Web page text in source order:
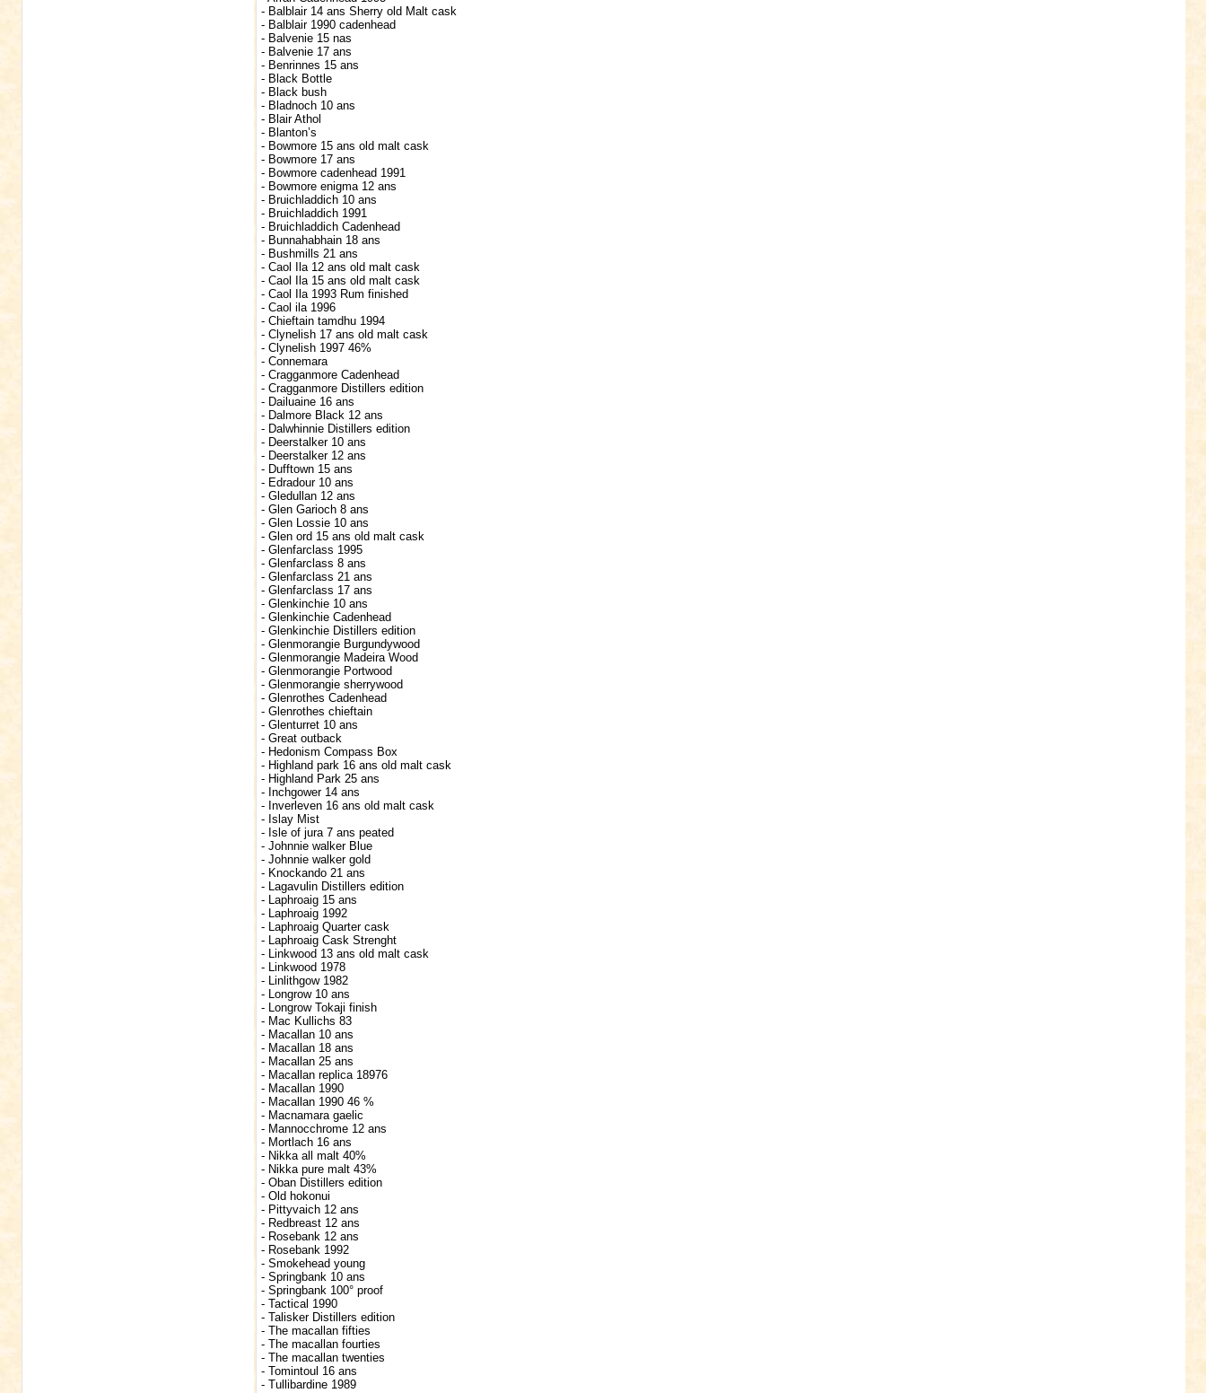
- Balblair 14 ans Sherry old Malt cask
- Balblair 1990 cadenhead
- Balvenie 15 nas
- Balvenie 17 ans
- Benrinnes 15 ans
- Black Bottle
- Black bush
- Bladnoch 10 ans
- Blair Athol
- Blanton’s
- Bowmore 15 ans old malt cask
- Bowmore 17 ans
- Bowmore cadenhead 1991
- Bowmore enigma 12 ans
- Bruichladdich 10 ans
- Bruichladdich 1991
- Bruichladdich Cadenhead
- Bunnahabhain 18 ans
- Bushmills 21 ans
- Caol Ila 12 ans old malt cask
- Caol Ila 15 ans old malt cask
- Caol Ila 1993 Rum finished
- Caol ila 1996
- Chieftain tamdhu 1994
- Clynelish 17 ans old malt cask
- Clynelish 1997 46%
- Connemara
- Cragganmore Cadenhead
- Cragganmore Distillers edition
- Dailuaine 16 ans
- Dalmore Black 12 ans
- Dalwhinnie Distillers edition
- Deerstalker 10 ans
- Deerstalker 12 ans
- Dufftown 15 ans
- Edradour 10 ans
- Gledullan 12 ans
- Glen Garioch 8 ans
- Glen Lossie 10 ans
- Glen ord 15 ans old malt cask
- Glenfarclass 1995
- Glenfarclass 8 ans
- Glenfarclass 21 ans
- Glenfarclass 17 ans
- Glenkinchie 10 ans
- Glenkinchie Cadenhead
- Glenkinchie Distillers edition
- Glenmorangie Burgundywood
- Glenmorangie Madeira Wood
- Glenmorangie Portwood
- Glenmorangie sherrywood
- Glenrothes Cadenhead
- Glenrothes chieftain
- Glenturret 10 ans
- Great outback
- Hedonism Compass Box
- Highland park 16 ans old malt cask
- Highland Park 25 ans
- Inchgower 14 ans
- Inverleven 16 ans old malt cask
- Islay Mist
- Isle of jura 7 ans peated
- Johnnie walker Blue
- Johnnie walker gold
- Knockando 21 ans
- Lagavulin Distillers edition
- Laphroaig 15 ans
- Laphroaig 1992
- Laphroaig Quarter cask
- Laphroaig Cask Strenght
- Linkwood 13 ans old malt cask
- Linkwood 1978
- Linlithgow 1982
- Longrow 10 ans
- Longrow Tokaji finish
- Mac Kullichs 83
- Macallan 10 ans
- Macallan 18 ans
- Macallan 25 ans
- Macallan replica 18976
- Macallan 1990
- Macallan 1990 46 %
- Macnamara gaelic
- Mannocchrome 12 ans
- Mortlach 16 ans
- Nikka all malt 40%
- Nikka pure malt 43%
- Oban Distillers edition
- Old hokonui
- Pittyvaich 12 ans
- Redbreast 12 ans
- Rosebank 12 ans
- Rosebank 1992
- Smokehead young
- Springbank 10 ans
- Springbank 100° proof
- Tactical 1990
- Talisker Distillers edition
- The macallan fifties
- The macallan fourties
- The macallan twenties
- Tomintoul 16 ans
- Tullibardine 1989